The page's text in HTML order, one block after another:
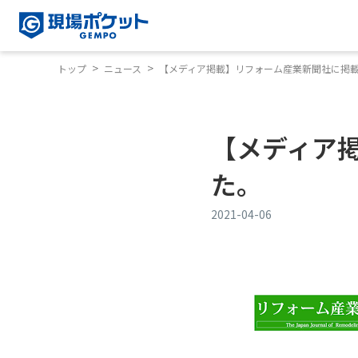
トップ ニュース 【メディア掲載】リフォーム産業新聞社に掲
【メディ
た。
2021-04-06